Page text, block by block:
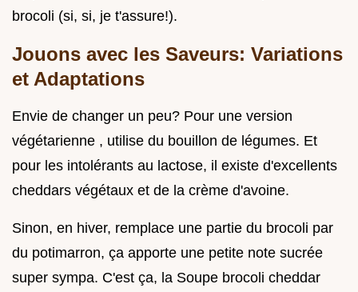
brocoli (si, si, je t'assure!).
Jouons avec les Saveurs: Variations
et Adaptations
Envie de changer un peu? Pour une version
végétarienne , utilise du bouillon de légumes. Et
pour les intolérants au lactose, il existe d'excellents
cheddars végétaux et de la crème d'avoine.
Sinon, en hiver, remplace une partie du brocoli par
du potimarron, ça apporte une petite note sucrée
super sympa. C'est ça, la Soupe brocoli cheddar